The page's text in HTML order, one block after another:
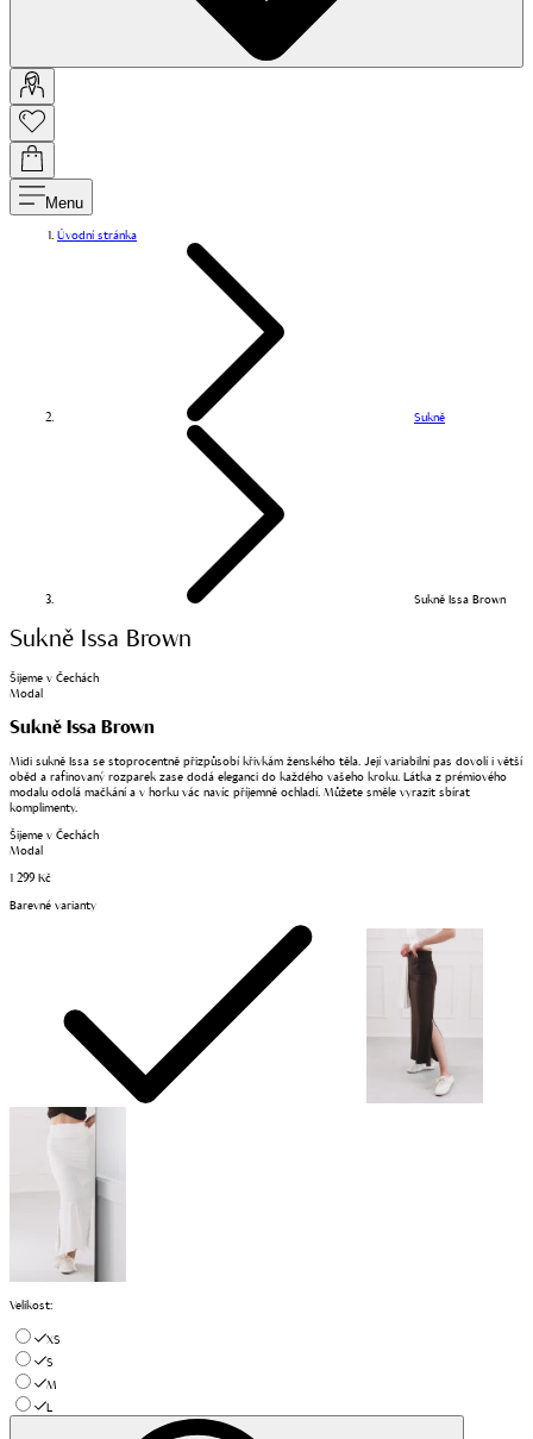
Menu
Úvodní stránka
Sukně
Sukně Issa Brown
Sukně Issa Brown
Šijeme v Čechách
Modal
Sukně Issa Brown
Midi sukně Issa se stoprocentně přizpůsobí křivkám ženského těla. Její variabilní pas dovolí i větší
oběd a rafinovaný rozparek zase dodá eleganci do každého vašeho kroku. Látka z prémiového
modalu odolá mačkání a v horku vác navíc příjemně ochladí. Můžete směle vyrazit sbírat
komplimenty.
Šijeme v Čechách
Modal
1 299 Kč
Barevné varianty
Velikost:
XS
S
M
L